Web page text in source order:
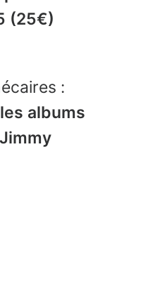
(25€)
:
albums